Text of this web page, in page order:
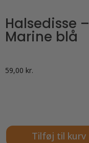
Halsedisse –
Marine blå
59,00 kr.
Tilføj til kurv